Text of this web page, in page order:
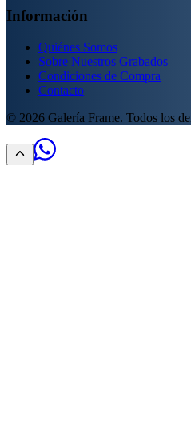
Información
Quiénes Somos
Sobre Nuestros Grabados
Condiciones de Compra
Contacto
© 2026 Galería Frame. Todos los